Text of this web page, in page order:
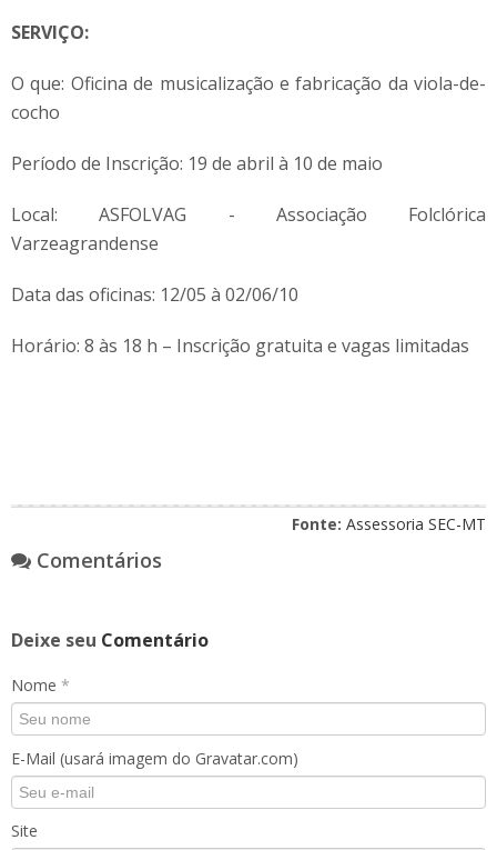
SERVIÇO:
O que: Oficina de musicalização e fabricação da viola-de-
cocho
Período de Inscrição: 19 de abril à 10 de maio
Local: ASFOLVAG - Associação Folclórica
Varzeagrandense
Data das oficinas: 12/05 à 02/06/10
Horário: 8 às 18 h – Inscrição gratuita e vagas limitadas
Fonte: Assessoria SEC-MT
Comentários
Deixe seu Comentário
Nome *
E-Mail (usará imagem do Gravatar.com)
Site